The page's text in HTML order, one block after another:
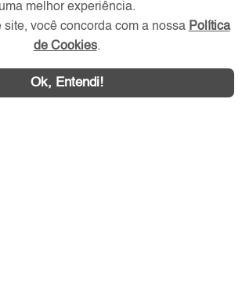
Redes Sociais
uma melhor experiência.
site, você concorda com a nossa Política
de Cookies.
Ok, Entendi!